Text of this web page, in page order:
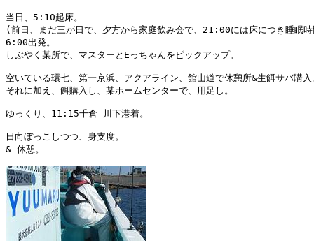
当日、5:10起床。
(前日、まだ三が日で、夕方から家庭飲み会で、21:00には床につき睡眠
6:00出発。
しぶやく某所で、マスターとEっちゃんをピックアップ。
空いている環七、第一京浜、アクアライン、館山道で休憩所&生餌サバ購入
それに加え、餌購入し、某ホームセンターで、用足し。
ゆっくり、11:15千倉 川下港着。
日向ぼっこしつつ、身支度。
& 休憩。